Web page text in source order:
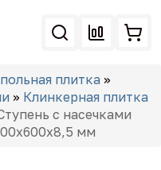
плитка »
» Клинкерная плитка
с насечками
мм